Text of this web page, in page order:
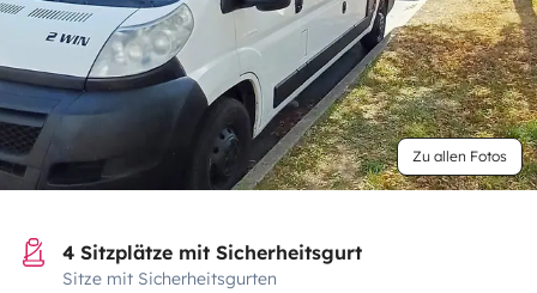
Zu allen Fotos
4 Sitzplätze mit Sicherheitsgurt
Sitze mit Sicherheitsgurten